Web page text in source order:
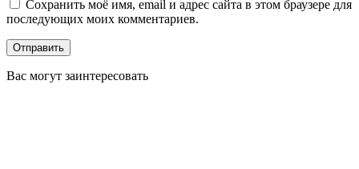
Сохранить моё имя, email и адрес сайта в этом браузере для
последующих моих комментариев.
Вас могут заинтересовать